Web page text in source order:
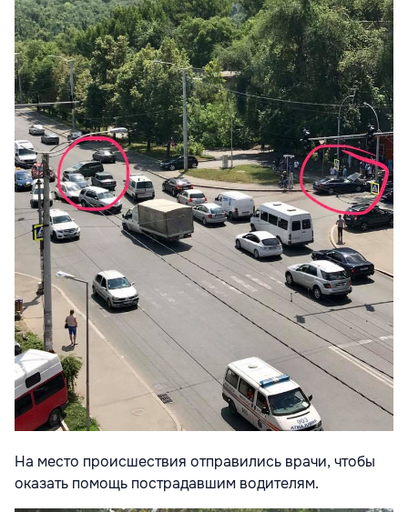
На место происшествия отправились врачи, чтобы
оказать помощь пострадавшим водителям.